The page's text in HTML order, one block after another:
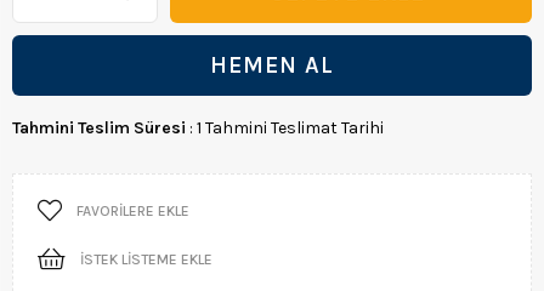
Tahmini Teslim Süresi : 1 Tahmini Teslimat Tarihi
FAVORILERE EKLE
İSTEK LISTEME EKLE